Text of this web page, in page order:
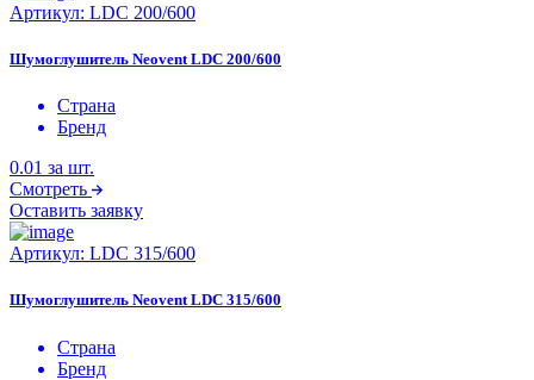
Артикул: LDC 200/600
Шумоглушитель Neovent LDC 200/600
Страна
Бренд
0.01 за шт.
Смотреть
Оставить заявку
Артикул: LDC 315/600
Шумоглушитель Neovent LDC 315/600
Страна
Бренд